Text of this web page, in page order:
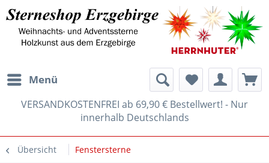
Menü
VERSANDKOSTENFREI ab 69,90 € Bestellwert! - Nur
innerhalb Deutschlands
Übersicht Fenstersterne